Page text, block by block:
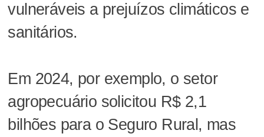
vulneráveis a prejuízos climáticos e
sanitários.
Em 2024, por exemplo, o setor
agropecuário solicitou R$ 2,1
bilhões para o Seguro Rural, mas